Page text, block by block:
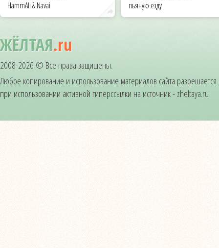
HammAli & Navai
пьяную езду
ЖЁЛТАЯ.ru
2008-2026 © Все права защищены.
Любое копирование и использование материалов сайта
при использовании активной гиперссылки на источник - zheltaya.ru